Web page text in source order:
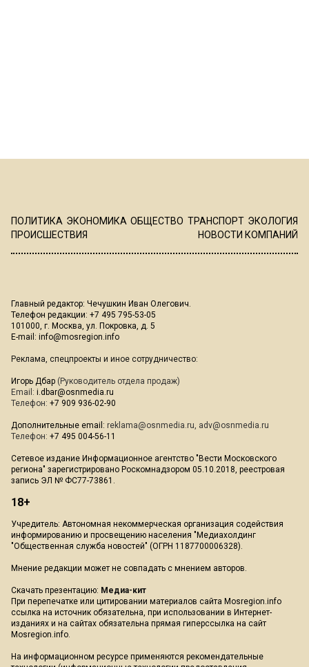
ПОЛИТИКА ЭКОНОМИКА ОБЩЕСТВО ТРАНСПОРТ ЭКОЛОГИЯ
ПРОИСШЕСТВИЯ
НОВОСТИ КОМПАНИЙ
Главный редактор: Чечушкин Иван Олегович.
Телефон редакции: +7 495 795-53-05
101000, г. Москва, ул. Покровка, д. 5
E-mail: info@mosregion.info
Реклама, спецпроекты и иное сотрудничество:
Игорь Дбар (Руководитель отдела продаж)
Email: i.dbar@osnmedia.ru
Телефон: +7 909 936-02-90
Дополнительные email: reklama@osnmedia.ru, adv@osnmedia.ru
Телефон: +7 495 004-56-11
Сетевое издание Информационное агентство "Вести Московского
региона" зарегистрировано Роскомнадзором 05.10.2018, реестровая
запись ЭЛ № ФС77-73861.
18+
Учредитель: Автономная некоммерческая организация содействия
информированию и просвещению населения "Медиахолдинг
"Общественная служба новостей" (ОГРН 1187700006328).
Мнение редакции может не совпадать с мнением авторов.
Скачать презентацию: Медиа-кит
При перепечатке или цитировании материалов сайта Mosregion.info
ссылка на источник обязательна, при использовании в Интернет-
изданиях и на сайтах обязательна прямая гиперссылка на сайт
Mosregion.info.
На информационном ресурсе применяются рекомендательные